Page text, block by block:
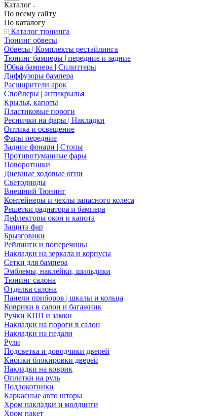
Каталог
По всему сайту
По каталогу
Каталог тюнинга
Тюнинг обвесы
Обвесы | Комплекты рестайлинга
Тюнинг бамперы | передние и задние
Юбка бампера | Сплиттеры
Диффузоры бампера
Расширители арок
Спойлеры | антикрылья
Крылья, капоты
Пластиковые пороги
Реснички на фары | Накладки
Оптика и освещение
Фары передние
Задние фонари | Стопы
Противотуманные фары
Поворотники
Дневные ходовые огни
Светодиоды
Внешний Тюнинг
Контейнеры и чехлы запасного колеса
Решетки радиатора и бампера
Дефлекторы окон и капота
Защита фар
Брызговики
Рейлинги и поперечины
Накладки на зеркала и корпусы
Сетки для бампера
Эмблемы, наклейки, шильдики
Тюнинг салона
Отделка салона
Панели приборов | шкалы и кольца
Коврики в салон и багажник
Ручки КПП и замки
Накладки на пороги в салон
Накладки на педали
Рули
Подсветка и доводчики дверей
Кнопки блокировки дверей
Накладки на коврик
Оплетки на руль
Подлокотники
Каркасные авто шторы
Хром накладки и молдинги
Хром пакет